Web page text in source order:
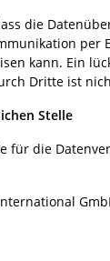
die
per
kann. Ein
Dritte ist
Stelle
für die